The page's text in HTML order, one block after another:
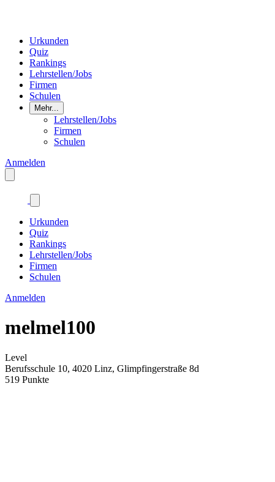
Urkunden
Quiz
Rankings
Lehrstellen/Jobs
Firmen
Schulen
Mehr...
Lehrstellen/Jobs
Firmen
Schulen
Anmelden
Urkunden
Quiz
Rankings
Lehrstellen/Jobs
Firmen
Schulen
Anmelden
melmel100
Level
Berufsschule 10, 4020 Linz, Glimpfingerstraße 8d
519 Punkte